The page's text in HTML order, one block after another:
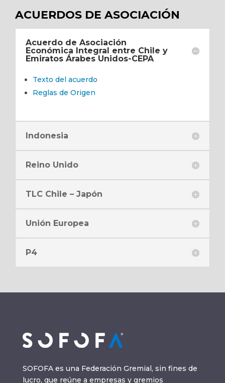
ACUERDOS DE ASOCIACIÓN
Acuerdo de Asociación
Económica Integral entre Chile y
Emiratos Árabes Unidos-CEPA
Texto del acuerdo
Reglas de Origen
Indonesia
Reino Unido
TLC Chile – Japón
Unión Europea
P4
SOFOFA es una Federación Gremial, sin fines de
lucro, que reúne a empresas y gremios